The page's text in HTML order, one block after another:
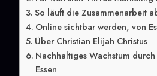
So läuft die Zusammenarbeit
Online sichtbar werden, von
Über Christian Elijah Christus
Nachhaltiges Wachstum
Essen